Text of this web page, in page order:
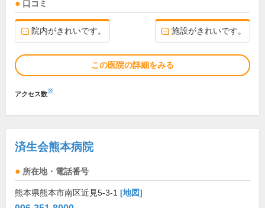
口コミ
院内がきれいです。 施設がきれいです。
この医院の詳細をみる
アクセス数※
済生会熊本病院
所在地・電話番号
熊本県熊本市南区近見5-3-1 [地図]